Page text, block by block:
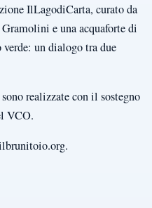
IlLagodiCarta, curato da
e una acquaforte di
un dialogo tra due
realizzate con il sostegno
VCO.